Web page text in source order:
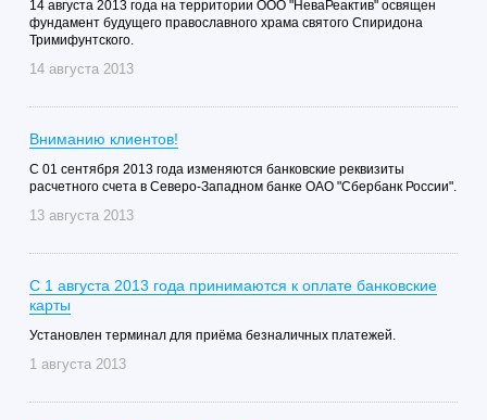
14 августа 2013 года на территории ООО "НеваРеактив" освящен
фундамент будущего православного храма святого Спиридона
Тримифунтского.
14 августа 2013
Вниманию клиентов!
С 01 сентября 2013 года изменяются банковские реквизиты
расчетного счета в Северо-Западном банке ОАО "Сбербанк России".
13 августа 2013
С 1 августа 2013 года принимаются к оплате банковские
карты
Установлен терминал для приёма безналичных платежей.
1 августа 2013